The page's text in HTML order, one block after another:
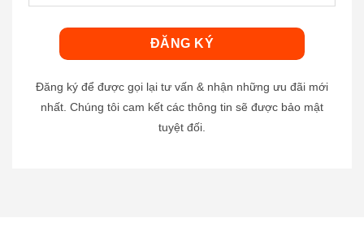
Đăng ký để được gọi lại tư vấn & nhận những ưu đãi mới
nhất. Chúng tôi cam kết các thông tin sẽ được bảo mật
tuyệt đối.